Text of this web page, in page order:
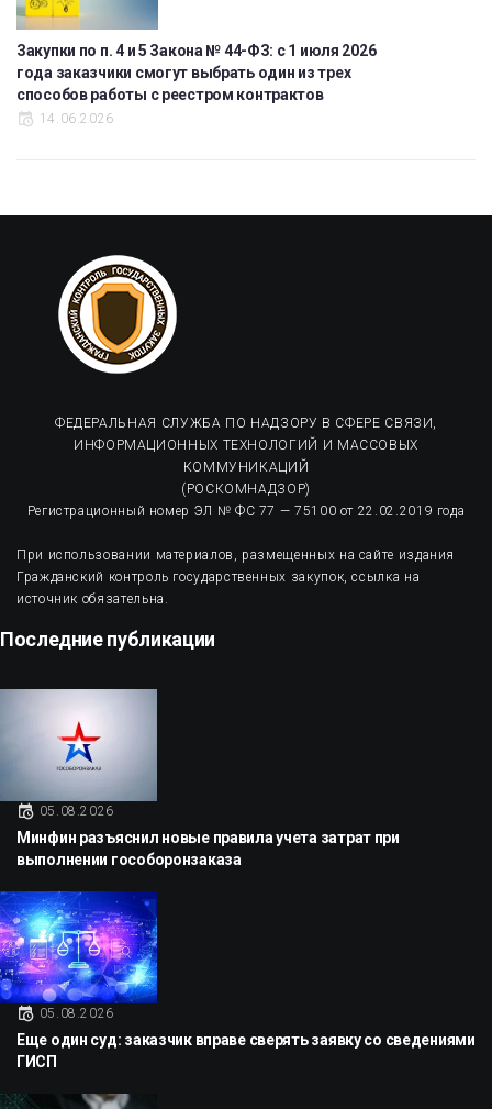
Закупки по п. 4 и 5 Закона № 44-ФЗ: с 1 июля 2026
года заказчики смогут выбрать один из трех
способов работы с реестром контрактов
14.06.2026
ФЕДЕРАЛЬНАЯ СЛУЖБА ПО НАДЗОРУ В СФЕРЕ СВЯЗИ,
ИНФОРМАЦИОННЫХ ТЕХНОЛОГИЙ И МАССОВЫХ
КОММУНИКАЦИЙ
(РОСКОМНАДЗОР)
Регистрационный номер ЭЛ № ФС 77 — 75100 от 22.02.2019 года
При использовании материалов, размещенных на сайте издания
Гражданский контроль государственных закупок, ссылка на
источник обязательна.
Последние публикации
05.08.2026
Минфин разъяснил новые правила учета затрат при
выполнении гособоронзаказа
05.08.2026
Еще один суд: заказчик вправе сверять заявку со сведениями
ГИСП